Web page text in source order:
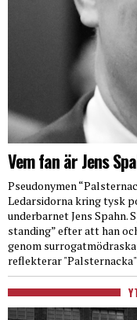
Vem fan är Jens
Pseudonymen
Ledarsidorna kring tysk
underbarnet Jens Spahn.
standing” efter att han
genom
reflekterar